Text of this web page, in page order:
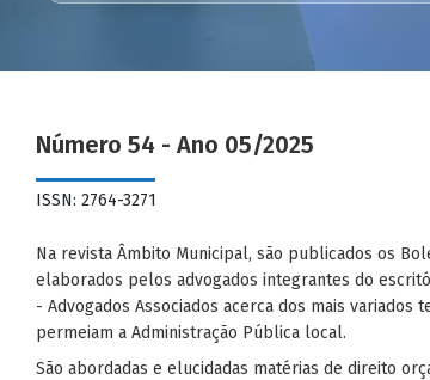
Número 54 - Ano 05/2025
ISSN: 2764-3271
Na revista Âmbito Municipal, são publicados os
elaborados pelos advogados integrantes do
- Advogados Associados acerca dos mais variados
permeiam a Administração Pública local.
São abordadas e elucidadas matérias de direito